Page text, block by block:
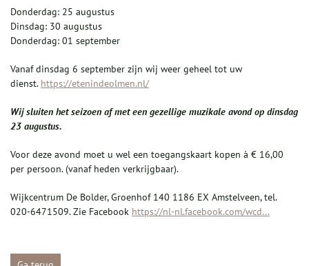
Donderdag: 25 augustus
Dinsdag: 30 augustus
Donderdag: 01 september
Vanaf dinsdag 6 september zijn wij weer geheel tot uw
dienst. https://etenindeolmen.nl/
Wij sluiten het seizoen af met een gezellige muzikale avond op dinsdag
23 augustus.
Voor deze avond moet u wel een toegangskaart kopen à € 16,00
per persoon. (vanaf heden verkrijgbaar).
Wijkcentrum De Bolder, Groenhof 140 1186 EX Amstelveen, tel.
020-6471509. Zie Facebook https://nl-nl.facebook.com/wcd...